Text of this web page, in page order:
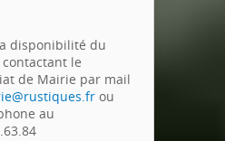
disponibilité du
le
de Mairie par mail
ou
au